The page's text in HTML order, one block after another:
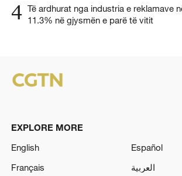
4 Të ardhurat nga industria e reklamave
11.3% në gjysmën e parë të vitit
EXPLORE MORE
English
Español
Français
العربية